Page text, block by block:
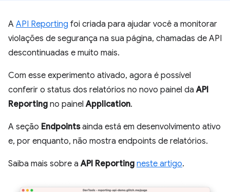
A API Reporting foi criada para ajudar você a monitorar
violações de segurança na sua página, chamadas de API
descontinuadas e muito mais.
Com esse experimento ativado, agora é possível
conferir o status dos relatórios no novo painel daAPI
Reporting no painelApplication.
A seção Endpointsainda está em desenvolvimento ativo
e, por enquanto, não mostra endpoints de relatórios.
Saiba mais sobre aAPI Reporting neste artigo.